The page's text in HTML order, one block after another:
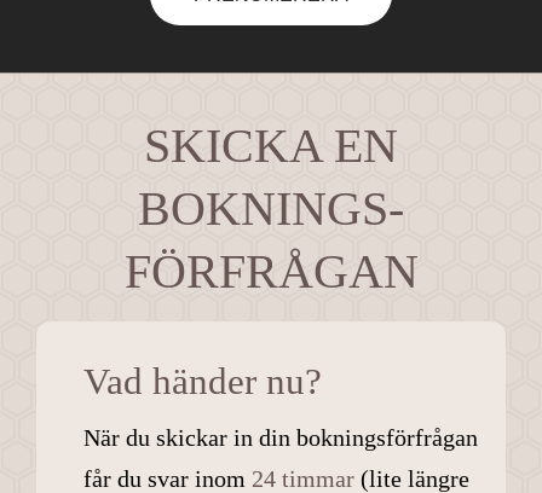
SKICKA EN
BOKNINGS-
FÖRFRÅGAN
Vad händer nu?
När du skickar in din bokningsförfrågan
får du svar inom 24 timmar(lite längre